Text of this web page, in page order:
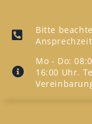
Bitte
Mo - Do:
16:00 Uhr.